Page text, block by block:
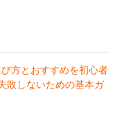
方とおすすめを初心者
敗しないための基本ガ